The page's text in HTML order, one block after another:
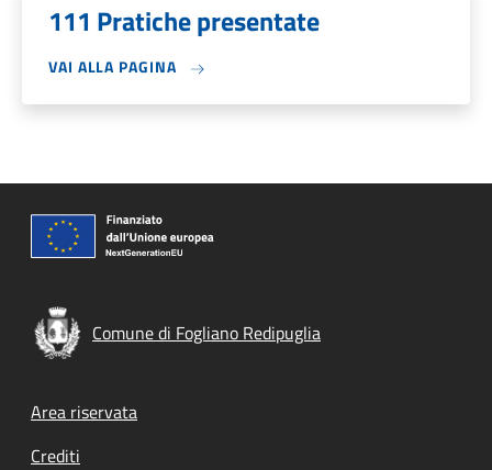
111 Pratiche presentate
VAI ALLA PAGINA
Comune di Fogliano Redipuglia
Footer menu
Area riservata
Crediti